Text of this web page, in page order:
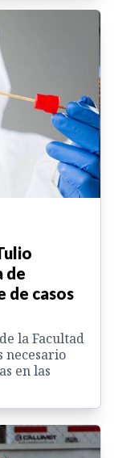
de
de casos
la Facultad
necesario
en las